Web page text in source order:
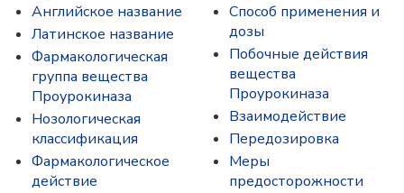
Английское название
Латинское название
Фармакологическая
группа вещества
Проурокиназа
Нозологическая
классификация
Фармакологическое
действие
Способ применения и
дозы
Побочные действия
вещества
Проурокиназа
Взаимодействие
Передозировка
Меры
предосторожности